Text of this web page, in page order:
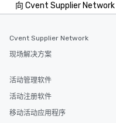
向 Cvent Supplier Network
Cvent Supplier Network
现场解决方案
活动管理软件
活动注册软件
移动活动应用程序